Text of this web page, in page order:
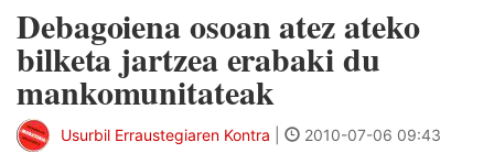
Debagoiena osoan atez ateko
bilketa jartzea erabaki du
mankomunitateak
Usurbil Erraustegiaren Kontra 2010-07-06 09:43